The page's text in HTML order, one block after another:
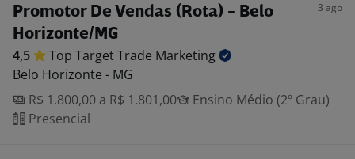
Promotor De Vendas (Rota) - Belo
Horizonte/MG
3 ago
4,5 Top Target Trade Marketing
Belo Horizonte - MG
R$ 1.800,00 a R$ 1.801,00
Ensino Médio (2º Grau)
Presencial